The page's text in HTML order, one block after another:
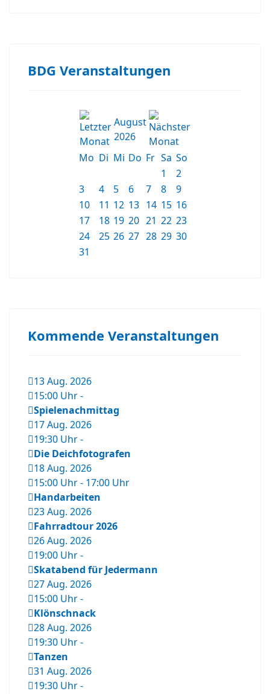
BDG Veranstaltungen
August
2026
Mo Di Mi Do Fr Sa So
1
2
3
4 5 6 7 8
9
10
11 12 13 14 15 16
17
18 19 20 21 22 23
24
25 26 27 28 29 30
31
Kommende Veranstaltungen
13 Aug. 2026
15:00 Uhr-
Spielenachmittag
17 Aug. 2026
19:30 Uhr-
Die Deichfotografen
18 Aug. 2026
15:00 Uhr- 17:00 Uhr
Handarbeiten
23 Aug. 2026
Fahrradtour 2026
26 Aug. 2026
19:00 Uhr-
Skatabend für Jedermann
27 Aug. 2026
15:00 Uhr-
Klönschnack
28 Aug. 2026
19:30 Uhr-
Tanzen
31 Aug. 2026
19:30 Uhr-